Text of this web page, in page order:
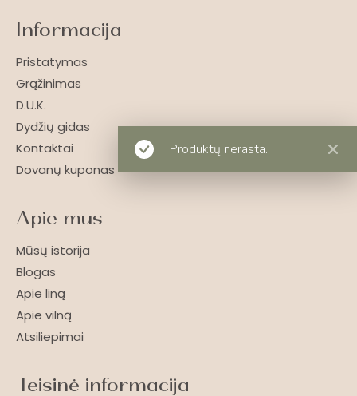
Produktų nerasta.
Informacija
Pristatymas
Grąžinimas
D.U.K.
Dydžių gidas
Kontaktai
Dovanų kuponas
Apie mus
Mūsų istorija
Blogas
Apie liną
Apie vilną
Atsiliepimai
Teisinė informacija